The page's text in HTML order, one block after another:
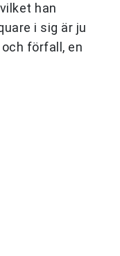
han
i sig är ju
förfall, en